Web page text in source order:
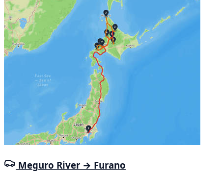
Meguro River → Furano